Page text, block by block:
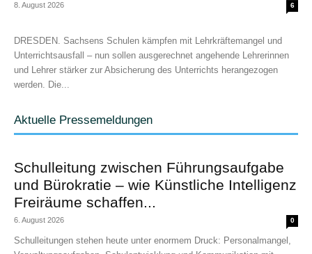
8. August 2026 6
DRESDEN. Sachsens Schulen kämpfen mit Lehrkräftemangel und
Unterrichtsausfall – nun sollen ausgerechnet angehende Lehrerinnen
und Lehrer stärker zur Absicherung des Unterrichts herangezogen
werden. Die...
Aktuelle Pressemeldungen
Schulleitung zwischen Führungsaufgabe
und Bürokratie – wie Künstliche Intelligenz
Freiräume schaffen...
6. August 2026 0
Schulleitungen stehen heute unter enormem Druck: Personalmangel,